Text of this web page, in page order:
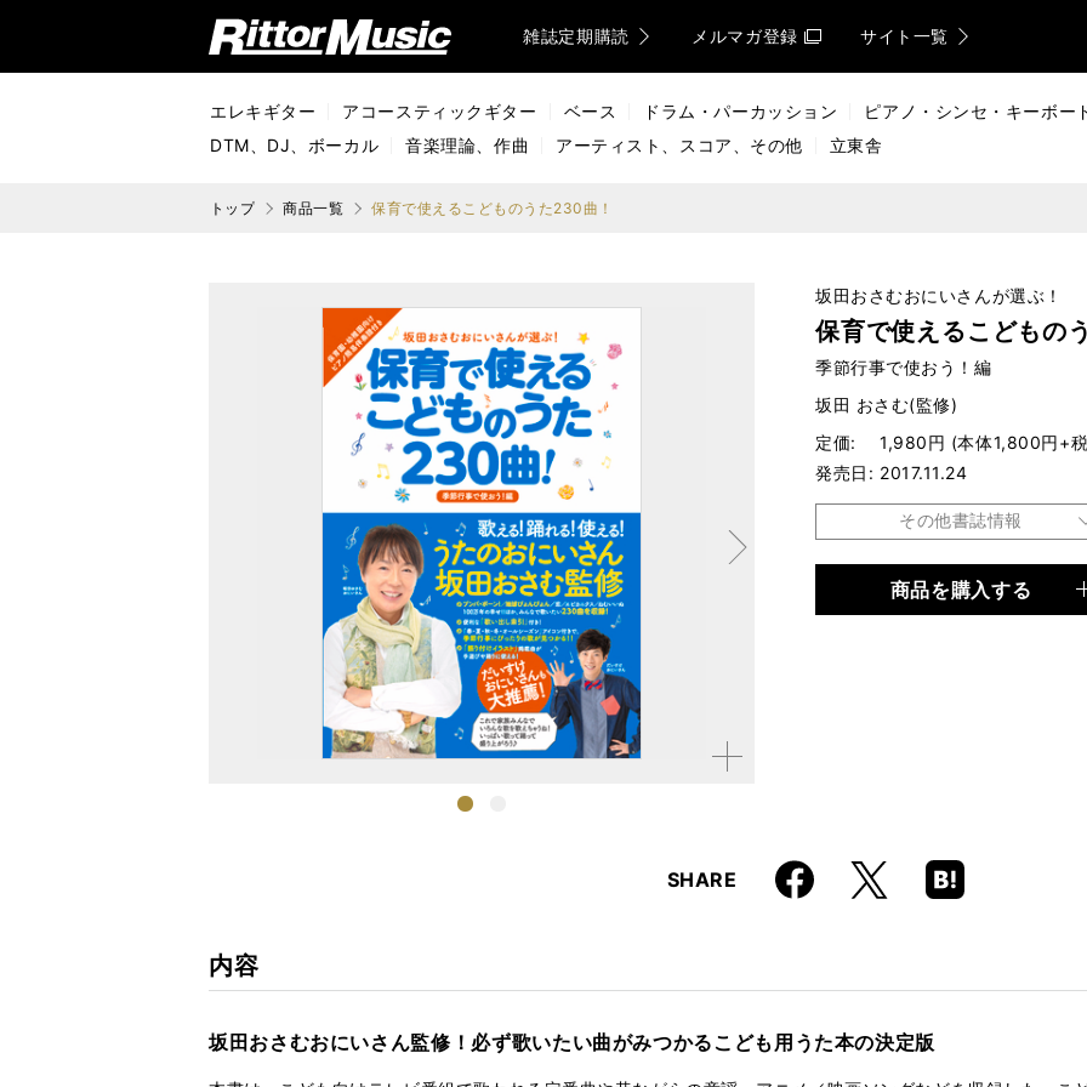
リットーミュージック (Rittor Music) 雑誌定期購読 メルマガ登録 サイト一覧
エレキギター アコースティックギター ベース ドラム・パーカッション ピアノ・シンセ・キーボー
DTM、DJ、ボーカル
音楽理論、作曲 アーティスト、スコア、その他 立東舎
トップ 商品一覧 保育で使えるこどものうた230曲！
拡大す
1
坂田おさむおにいさんが選ぶ！
保育で使えるこどもの
季節行事で使おう！編
坂田 おさむ(監修)
定価
1,980円 (本体1,800円+
発売日
2017.11.24
その他書誌情報
書籍
商品を購入する
SHARE Faceboo
k
X
Hatena
Boo
内容
坂田おさむおにいさん監修！必ず歌いたい曲がみつかるこども用うた本の決定版